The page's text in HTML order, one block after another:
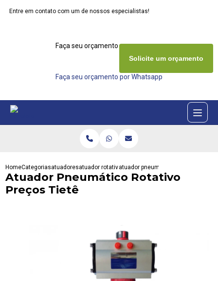
Entre em contato com um de nossos especialistas!
Faça seu orçamento agora mesmo
Faça seu orçamento por Whatsapp
Solicite um orçamento
HomeCategoriasatuadoresatuador rotativo eletricoatuador pneumatico rotativo precos
Atuador Pneumático Rotativo
Preços Tietê